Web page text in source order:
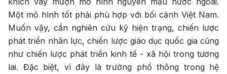
Một mô hình tốt phải phù hợp với bối cảnh Việt Nam.
Muốn vậy, cần nghiên cứu kỹ hiện trạng, chiến lược
phát triển nhân lực, chiến lược giáo dục quốc gia cũng
như chiến lược phát triển kinh tế - xã hội trong tương
lai. Đặc biệt, vì đây là trường phổ thông trong hệ